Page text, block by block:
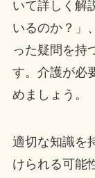
いて詳しく解
いるのか？」
った疑問を持
す。介護が必
めましょう。
適切な知識を
けられる可能